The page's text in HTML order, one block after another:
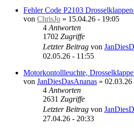
Fehler Code P2103
von ChrisJo » 15.04.26 - 19:05
4 Antworten
1702 Zugriffe
Letzter Beitrag von
02.05.26 - 11:55
Motorkontollleuchte,
von JanDiesDasAnanas » 02.03.26
4 Antworten
2631 Zugriffe
Letzter Beitrag von
27.04.26 - 20:33